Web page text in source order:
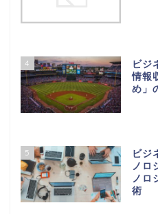
4
ビジ
情報
め」
5
ビジ
ノロ
ノロ
術